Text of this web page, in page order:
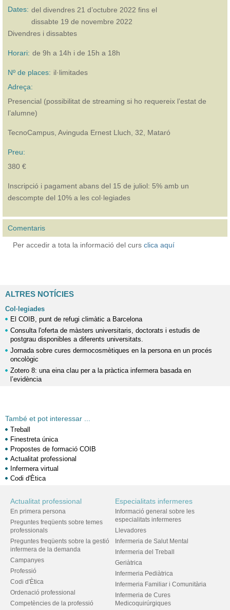
Dates: del divendres 21 d’octubre 2022 fins el
dissabte 19 de novembre 2022
Divendres i dissabtes
Horari: de 9h a 14h i de 15h a 18h
Nº de places: il·limitades
Adreça:
Presencial (possibilitat de streaming si ho requereix l’estat de
l’alumne)
TecnoCampus, Avinguda Ernest Lluch, 32, Mataró
Preu:
380 €
Inscripció i pagament abans del 15 de juliol: 5% amb un
descompte del 10% a les col·legiades
Comentaris
Per accedir a tota la informació del curs clica aquí
ALTRES NOTÍCIES
Col·legiades
El COIB, punt de refugi climàtic a Barcelona
Consulta l'oferta de màsters universitaris, doctorats i estudis de
postgrau disponibles a diferents universitats.
Jornada sobre cures dermocosmètiques en la persona en un procés
oncològic
Zotero 8: una eina clau per a la pràctica infermera basada en
l’evidència
També et pot interessar ...
Treball
Finestreta única
Propostes de formació COIB
Actualitat professional
Infermera virtual
Codi d'Ètica
Actualitat professional
En primera persona
Preguntes freqüents sobre temes
professionals
Preguntes freqüents sobre la gestió
infermera de la demanda
Campanyes
Professió
Codi d'Ètica
Ordenació professional
Competències de la professió
Especialitats infermeres
Informació general sobre les
especialitats infermeres
Llevadores
Infermeria de Salut Mental
Infermeria del Treball
Geriàtrica
Infermeria Pediàtrica
Infermeria Familiar i Comunitària
Infermeria de Cures
Medicoquirúrgiques